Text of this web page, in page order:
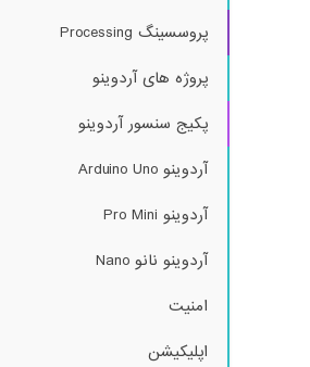
پروسسینگ Processing
پروژه های آردوینو
پکیج سنسور آردوینو
آردوینو Arduino Uno
آردوینو Pro Mini
آردوینو نانو Nano
امنیت
اپلیکیشن